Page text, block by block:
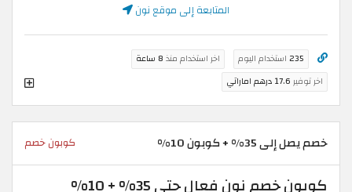
المتابعة إلى موقع نون
235 استخدام اليوم اخر استخدام منذ 8 ساعة
اخر توفير 17.6 درهم اماراتي
خصم يصل إلى 35% + كوبون 10% كوبون خصم
كوبون خصم نون فعال حتى 35% + 10%